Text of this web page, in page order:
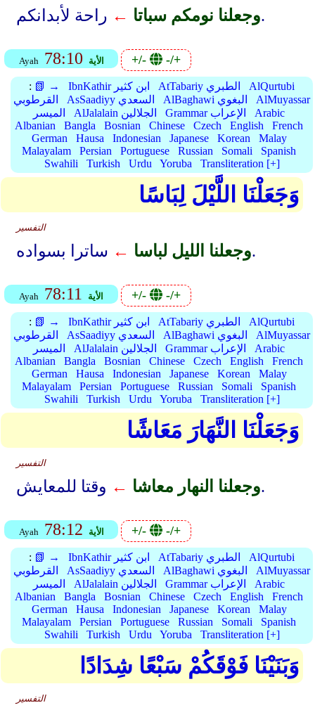
وجعلنا نومكم سباتا ← راحة لأبدانكم.
Ayah 78:10 الأية +/- -/+
: 📗 → IbnKathir ابن كثير AtTabariy الطبري
AlQurtubi
القرطوبي
AsSaadiyy السعدي AlBaghawi البغوي
AlMuyassar
الميسر
AlJalalain الجلالين Grammar الإعراب
Arabic
Albanian
Bangla Bosnian Chinese Czech English
French
German
Hausa Indonesian Japanese Korean
Malay
Malayalam
Persian Portuguese Russian Somali
Spanish
Swahili
Turkish Urdu Yoruba Transliteration [+]
وَجَعَلْنَا اللَّيْلَ لِبَاسًا
التفسير
وجعلنا الليل لباسا ← ساترا بسواده.
Ayah 78:11 الأية +/- -/+
: 📗 → IbnKathir ابن كثير AtTabariy الطبري
AlQurtubi
القرطوبي
AsSaadiyy السعدي AlBaghawi البغوي
AlMuyassar
الميسر
AlJalalain الجلالين Grammar الإعراب
Arabic
Albanian
Bangla Bosnian Chinese Czech English
French
German
Hausa Indonesian Japanese Korean
Malay
Malayalam
Persian Portuguese Russian Somali
Spanish
Swahili
Turkish Urdu Yoruba Transliteration [+]
وَجَعَلْنَا النَّهَارَ مَعَاشًا
التفسير
وجعلنا النهار معاشا ← وقتا للمعايش.
Ayah 78:12 الأية +/- -/+
: 📗 → IbnKathir ابن كثير AtTabariy الطبري
AlQurtubi
القرطوبي
AsSaadiyy السعدي AlBaghawi البغوي
AlMuyassar
الميسر
AlJalalain الجلالين Grammar الإعراب
Arabic
Albanian
Bangla Bosnian Chinese Czech English
French
German
Hausa Indonesian Japanese Korean
Malay
Malayalam
Persian Portuguese Russian Somali
Spanish
Swahili
Turkish Urdu Yoruba Transliteration [+]
وَبَنَيْنَا فَوْقَكُمْ سَبْعًا شِدَادًا
التفسير